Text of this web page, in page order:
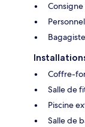
Coffre-
Salle de
Piscine
Salle de